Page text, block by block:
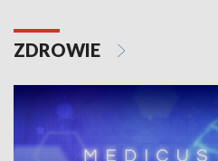
ZDROWIE